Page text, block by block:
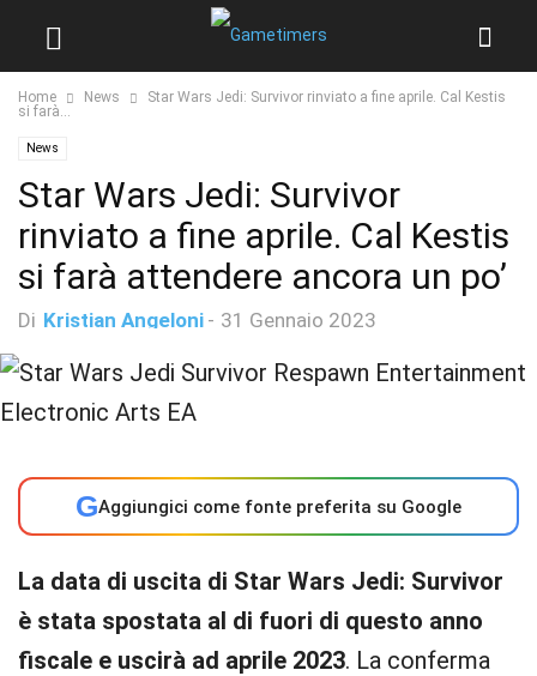
Home News
Star Wars Jedi: Survivor rinviato a fine aprile. Cal Kestis
si farà...
News
Star Wars Jedi: Survivor
rinviato a fine aprile. Cal Kestis
si farà attendere ancora un po’
Di Kristian Angeloni - 31 Gennaio 2023
GAggiungici come fonte preferita su Google
La data di uscita di Star Wars Jedi: Survivor
è stata spostata al di fuori di questo anno
fiscale e uscirà ad aprile 2023. La conferma